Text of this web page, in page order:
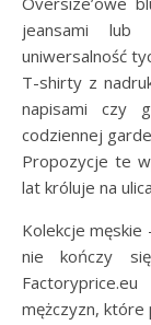
jeansami lub
uniwersalność
T-shirty z
napisami czy
codziennej
Propozycje te
lat króluje na
Kolekcje
nie kończy
mężczyzn, które